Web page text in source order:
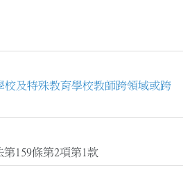
校及特殊教育學校教師跨領域或跨
159條第2項第1款